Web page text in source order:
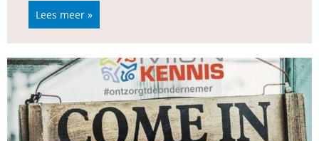
Lees meer »